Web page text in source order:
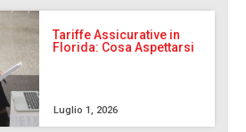
Tariffe Assicurative in
Florida: Cosa Aspettarsi
Luglio 1, 2026